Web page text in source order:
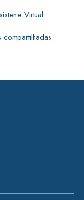
Virtual